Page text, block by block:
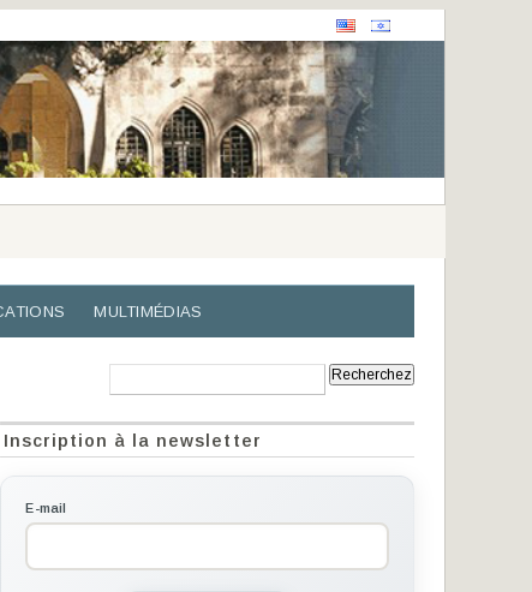
MULTIMÉDIAS
Inscription à la newsletter
E-mail